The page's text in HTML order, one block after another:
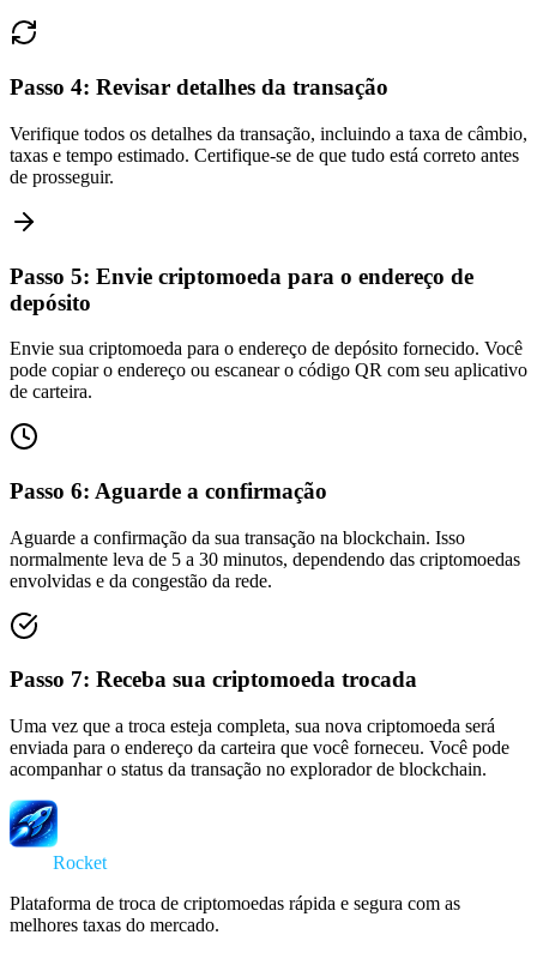
Passo 4: Revisar detalhes da transação
Verifique todos os detalhes da transação, incluindo a taxa de câmbio,
taxas e tempo estimado. Certifique-se de que tudo está correto antes
de prosseguir.
Passo 5: Envie criptomoeda para o endereço de
depósito
Envie sua criptomoeda para o endereço de depósito fornecido. Você
pode copiar o endereço ou escanear o código QR com seu aplicativo
de carteira.
Passo 6: Aguarde a confirmação
Aguarde a confirmação da sua transação na blockchain. Isso
normalmente leva de 5 a 30 minutos, dependendo das criptomoedas
envolvidas e da congestão da rede.
Passo 7: Receba sua criptomoeda trocada
Uma vez que a troca esteja completa, sua nova criptomoeda será
enviada para o endereço da carteira que você forneceu. Você pode
acompanhar o status da transação no explorador de blockchain.
Rocket
Plataforma de troca de criptomoedas rápida e segura com as
melhores taxas do mercado.